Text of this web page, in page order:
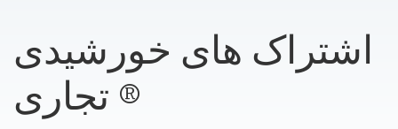
اشتراک های خورشیدی
تجاری ®